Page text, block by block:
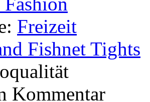
Freizeit
Fishnet Tights
Kommentar